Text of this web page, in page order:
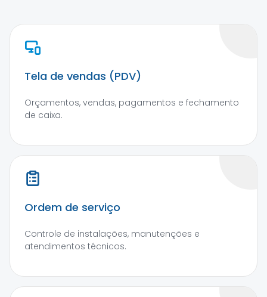
Tela de vendas (PDV)
Orçamentos, vendas, pagamentos e fechamento
de caixa.
Ordem de serviço
Controle de instalações, manutenções e
atendimentos técnicos.